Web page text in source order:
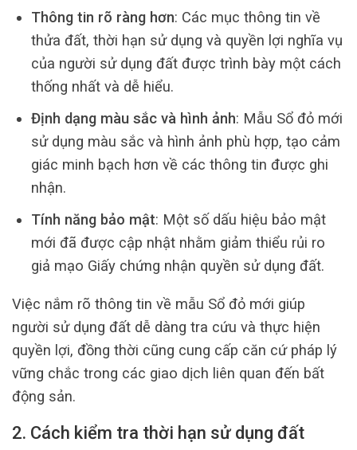
Thông tin rõ ràng hơn: Các mục thông tin về
thửa đất, thời hạn sử dụng và quyền lợi nghĩa vụ
của người sử dụng đất được trình bày một cách
thống nhất và dễ hiểu.
Định dạng màu sắc và hình ảnh: Mẫu Sổ đỏ mới
sử dụng màu sắc và hình ảnh phù hợp, tạo cảm
giác minh bạch hơn về các thông tin được ghi
nhận.
Tính năng bảo mật: Một số dấu hiệu bảo mật
mới đã được cập nhật nhằm giảm thiểu rủi ro
giả mạo Giấy chứng nhận quyền sử dụng đất.
Việc nắm rõ thông tin về mẫu Sổ đỏ mới giúp
người sử dụng đất dễ dàng tra cứu và thực hiện
quyền lợi, đồng thời cũng cung cấp căn cứ pháp lý
vững chắc trong các giao dịch liên quan đến bất
động sản.
2. Cách kiểm tra thời hạn sử dụng đất